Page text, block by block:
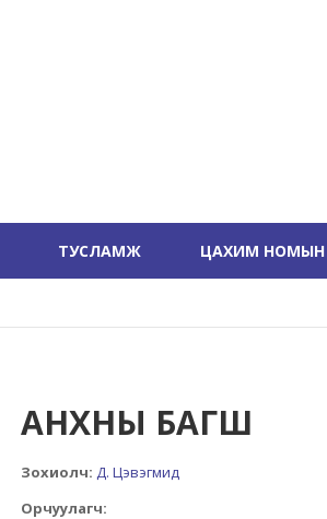
ТУСЛАМЖ ЦАХИМ НОМЫН
АНХНЫ БАГШ
Зохиолч: Д. Цэвэгмид
Орчуулагч: